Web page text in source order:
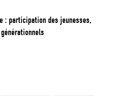
: participation des jeunesses,